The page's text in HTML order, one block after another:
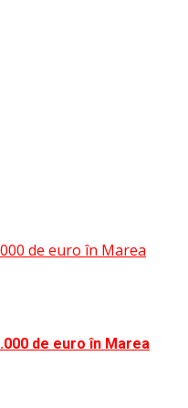
de euro în Marea
de euro în Marea